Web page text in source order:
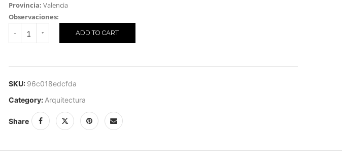
Provincia: Valencia
Observaciones:
ADD TO CART
SKU: 96c018edcfda
Category: Arquitectura
Share